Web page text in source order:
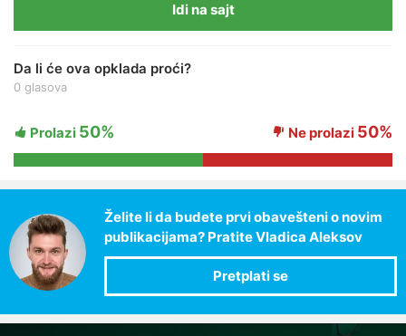
Idi na sajt
Da li će ova opklada proći?
0 glasova
Prolazi 50% Ne prolazi 50%
Želite li da budete prvi obavešteni o novim
publikacijama? Pratite Vladica Aleksov